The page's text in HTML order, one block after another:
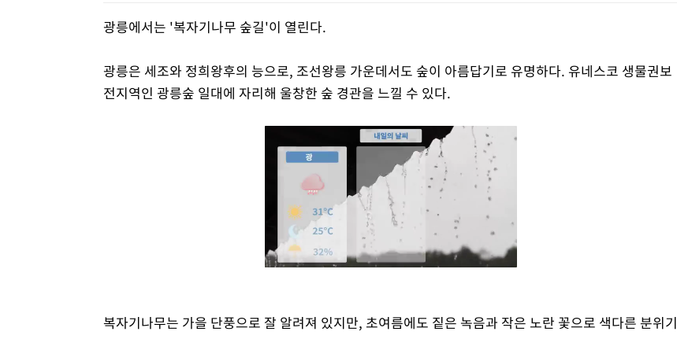
광릉에서는 '복자기나무 숲길'이 열린다.
광릉은 세조와 정희왕후의 능으로, 조선왕릉 가운데서도 숲이 아름답기로 유명하다. 유네스코 생물권보
전지역인 광릉숲 일대에 자리해 울창한 숲 경관을 느낄 수 있다.
Mute
복자기나무는 가을 단풍으로 잘 알려져 있지만, 초여름에도 짙은 녹음과 작은 노란 꽃으로 색다른 분위기